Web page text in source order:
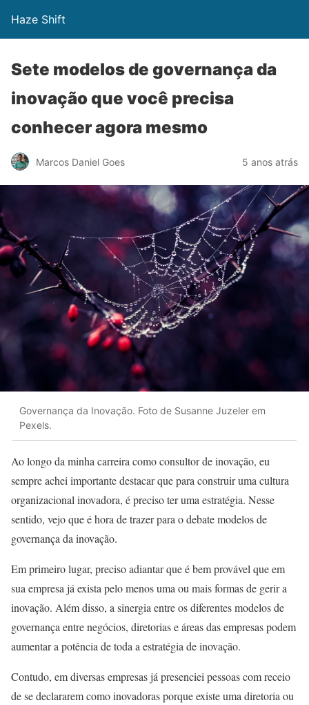
Haze Shift
Sete modelos de governança da
inovação que você precisa
conhecer agora mesmo
Marcos Daniel Goes 5 anos atrás
Governança da Inovação. Foto de Susanne Juzeler em
Pexels.
Ao longo da minha carreira como consultor de inovação, eu
sempre achei importante destacar que para construir uma cultura
organizacional inovadora, é preciso ter uma estratégia. Nesse
sentido, vejo que é hora de trazer para o debate modelos de
governança da inovação.
Em primeiro lugar, preciso adiantar que é bem provável que em
sua empresa já exista pelo menos uma ou mais formas de gerir a
inovação. Além disso, a sinergia entre os diferentes modelos de
governança entre negócios, diretorias e áreas das empresas podem
aumentar a potência de toda a estratégia de inovação.
Contudo, em diversas empresas já presenciei pessoas com receio
de se declararem como inovadoras porque existe uma diretoria ou